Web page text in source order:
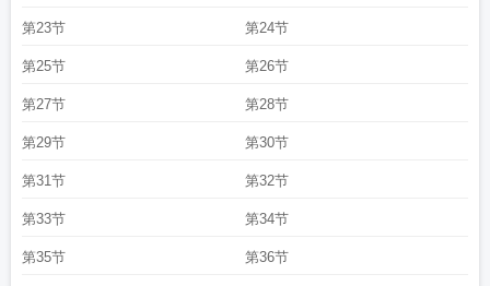
第23节 第24节
第25节 第26节
第27节 第28节
第29节 第30节
第31节 第32节
第33节 第34节
第35节 第36节